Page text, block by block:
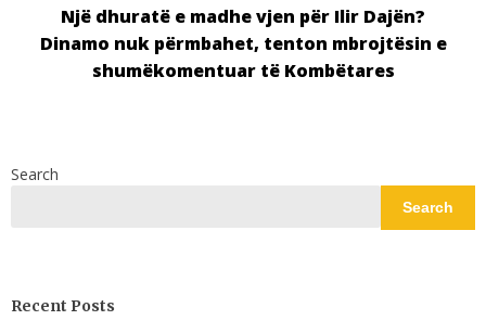
Një dhuratë e madhe vjen për Ilir Dajën?
Dinamo nuk përmbahet, tenton mbrojtësin e
shumëkomentuar të Kombëtares
Search
Search
Recent Posts